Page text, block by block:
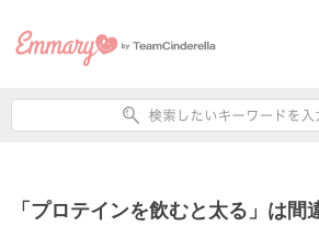
「プロテインを飲むと太る」は間